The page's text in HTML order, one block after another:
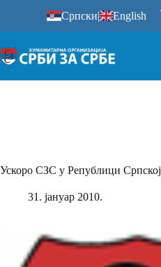
Српски| English
Ускоро СЗС у Републици Српској
31. јануар 2010.